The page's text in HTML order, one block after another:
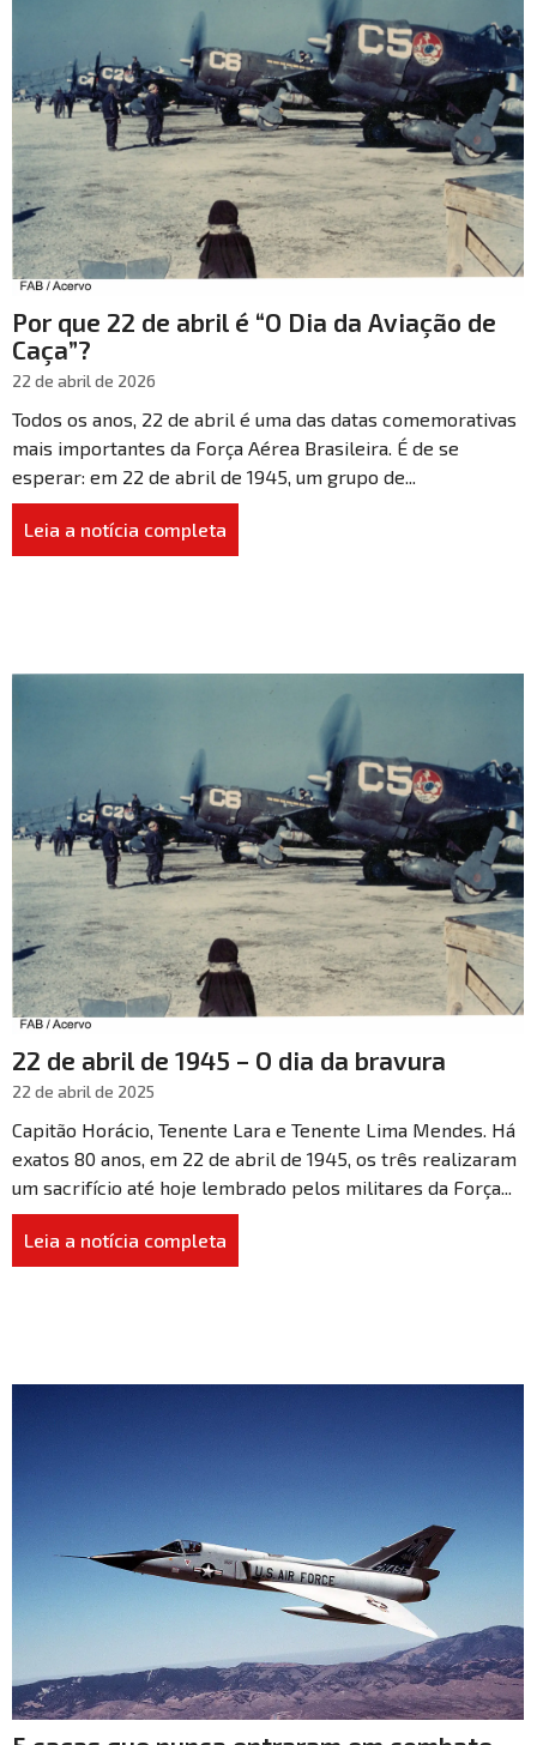
Por que 22 de abril é “O Dia da Aviação de
Caça”?
22 de abril de 2026
Todos os anos, 22 de abril é uma das datas comemorativas
mais importantes da Força Aérea Brasileira. É de se
esperar: em 22 de abril de 1945, um grupo de...
Leia a notícia completa
22 de abril de 1945 – O dia da bravura
22 de abril de 2025
Capitão Horácio, Tenente Lara e Tenente Lima Mendes. Há
exatos 80 anos, em 22 de abril de 1945, os três realizaram
um sacrifício até hoje lembrado pelos militares da Força...
Leia a notícia completa